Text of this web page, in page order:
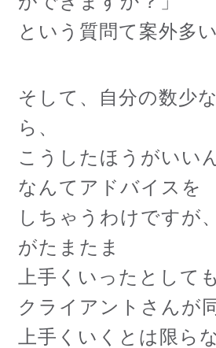
という質問て案外多
そして、自分の数少
ら、
こうしたほうがいい
なんてアドバイスを
しちゃうわけですが
がたまたま
上手くいったとしても
クライアントさんが
上手くいくとは限ら